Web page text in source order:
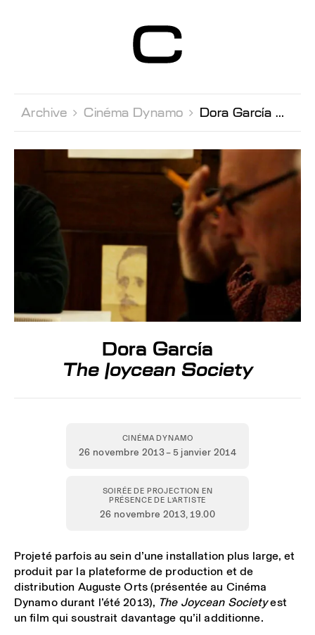
Contemporain
Genève
Archive  Cinéma Dynamo  Dora García
Dora García
The Joycean Society
CINÉMA DYNAMO
26 novembre 2013 – 5 janvier 2014
SOIRÉE DE PROJECTION EN
PRÉSENCE DE L’ARTISTE
26 novembre 2013, 19.00
Projeté parfois au sein d’une installation plus large, et
produit par la plateforme de production et de
distribution Auguste Orts (présentée au Cinéma
Dynamo durant l’été 2013), The Joycean Societyest
un film qui soustrait davantage qu’il additionne.